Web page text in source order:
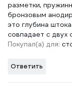
разметки,
бронзовым
это глубина
совпадает с двух
Покупал(а) для:
Ответить